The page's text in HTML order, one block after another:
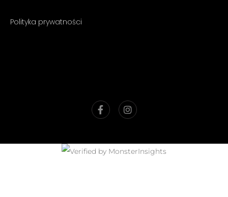
Polityka prywatności